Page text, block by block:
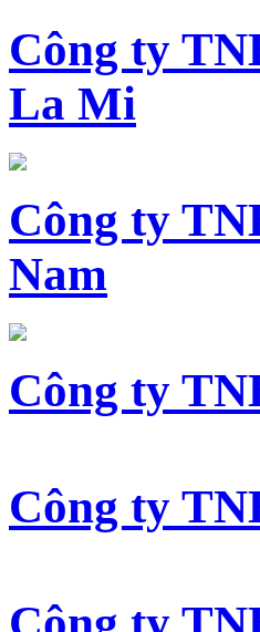
Công ty
La Mi
Công ty
Nam
Công ty
Công ty